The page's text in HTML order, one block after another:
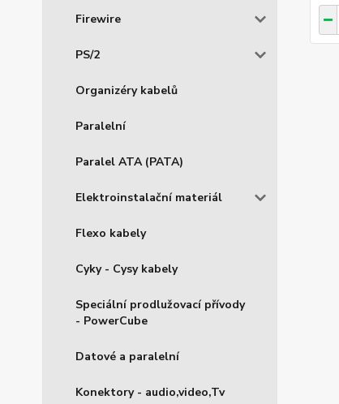
Firewire
PS/2
Organizéry kabelů
Paralelní
Paralel ATA (PATA)
Elektroinstalační materiál
Flexo kabely
Cyky - Cysy kabely
Speciální prodlužovací přívody
- PowerCube
Datové a paralelní
Konektory - audio,video,Tv